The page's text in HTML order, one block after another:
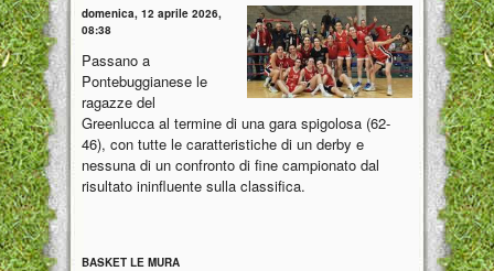
domenica, 12 aprile 2026,
08:38
Passano a
Pontebuggianese le
ragazze del
Greenlucca al termine di una gara spigolosa (62-
46), con tutte le caratteristiche di un derby e
nessuna di un confronto di fine campionato dal
risultato ininfluente sulla classifica.
BASKET LE MURA